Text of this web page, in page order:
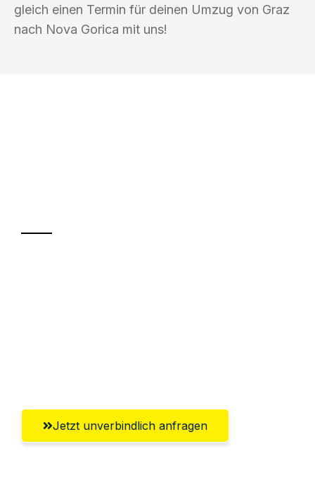
gleich einen Termin für deinen Umzug von Graz
nach Nova Gorica mit uns!
Jetzt unverbindlich anfragen